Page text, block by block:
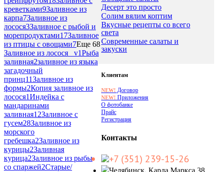
креветками9Заливное из
карпа7Заливное из
лосося3Заливное с рыбой и
морепродуктами17Заливное
из птицы с овощами7Еще 68
Заливное из лосося _v1Рыба
заливная2заливное из языка
загадочный
принц11Заливное из
формы2Копия заливное из
лосося1Индейка с
мандаринами
заливная12Заливное с
гусем28Заливное из
морского
гребешка2Заливное из
курицы2Заливная
курица2Заливное из рыбы
со спаржей2Старые/
Десерт это просто
Солим вялим коптим
Вкусные рецепты со всего
света
Современные салаты и
закуски
Клиентам
NEW! Договор
NEW! Приложения
О фотобанке
Прайс
Регистрация
Контакты
+7 (351) 239-15-26